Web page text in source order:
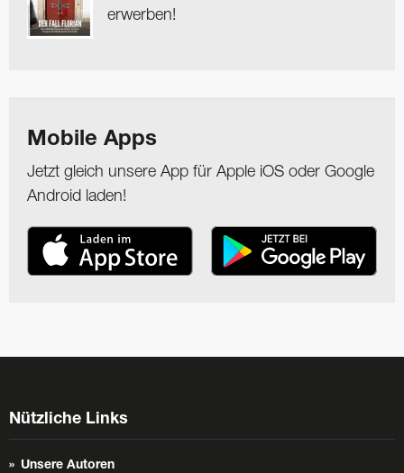
erwerben!
Mobile Apps
Jetzt gleich unsere App für Apple iOS oder Google
Android laden!
Nützliche Links
Unsere Autoren